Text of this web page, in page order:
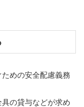
めの安全配慮義務
の貸与などが求め